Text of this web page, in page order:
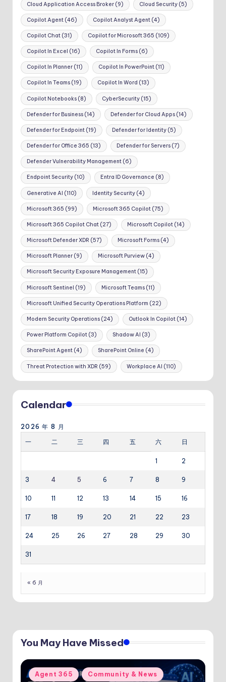
Cloud Application Access Broker (9) Cloud Security(5)
Copilot Agent (46) Copilot Analyst Agent(4)
Copilot Chat (31) Copilot for Microsoft 365 (109)
Copilot In Excel (16) Copilot In Forms(6)
Copilot In Planner (11) Copilot In PowerPoint(11)
Copilot In Teams (19) Copilot In Word (13)
Copilot Notebooks (8) CyberSecurity(15)
Defender for Business (14) Defender for Cloud Apps(14)
Defender for Endpoint (19) Defender for Identity(5)
Defender for Office 365 (13) Defender for Servers(7)
Defender Vulnerability Management (6)
Endpoint Security (10) Entra ID Governance (8)
Generative AI (110) Identity Security(4)
Microsoft 365 (99) Microsoft 365 Copilot(75)
Microsoft 365 Copilot Chat (27) Microsoft Copilot(14)
Microsoft Defender XDR (57) Microsoft Forms(4)
Microsoft Planner (9) Microsoft Purview(4)
Microsoft Security Exposure Management (15)
Microsoft Sentinel (19) Microsoft Teams(11)
Microsoft Unified Security Operations Platform (22)
Modern Security Operations (24) Outlook In Copilot(14)
Power Platform Copilot (3) Shadow AI (3)
SharePoint Agent (4) SharePoint Online (4)
Threat Protection with XDR (59) Workplace AI (110)
Calendar
2026 年 8 月
一
二 三 四 五 六 日
1 2
3 4 5 6 7 8 9
10 11 12 13 14 15 16
17 18 19 20 21 22 23
24 25 26 27 28 29 30
31
« 6 月
You May Have Missed
Posted
Agent 365 Community & News